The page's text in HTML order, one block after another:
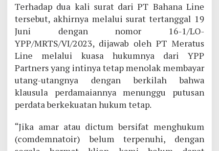
Terhadap dua kali surat dari PT Bahana Line
tersebut, akhirnya melalui surat tertanggal 19
Juni dengan nomor 16-1/LO-
YPP/MRTS/VI/2023, dijawab oleh PT Meratus
Line melalui kuasa hukumnya dari YPP
Partners yang intinya tetap menolak membayar
utang-utangnya dengan berkilah bahwa
klausula perdamaiannya menunggu putusan
perdata berkekuatan hukum tetap.
“Jika amar atau dictum bersifat menghukum
(comdemnatoir) belum terpenuhi, dengan